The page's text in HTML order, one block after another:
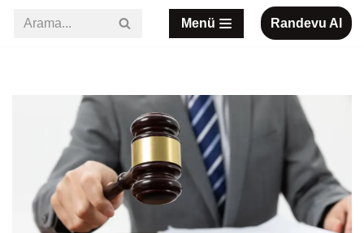
Menü Randevu Al